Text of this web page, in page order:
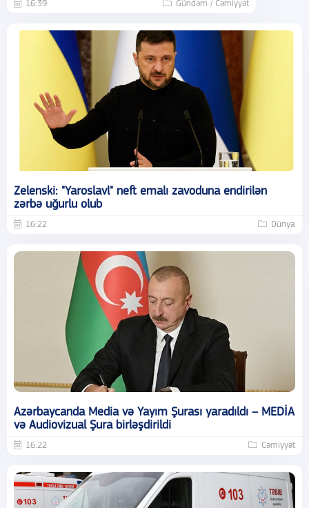
16:39 Gündəm / Cəmiyyət
Zelenski: "Yaroslavl" neft emalı zavoduna endirilən
zərbə uğurlu olub
16:22 Dünya
Azərbaycanda Media və Yayım Şurası yaradıldı – MEDİA
və Audiovizual Şura birləşdirildi
16:22 Cəmiyyət